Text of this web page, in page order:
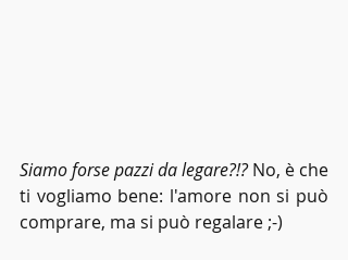
Siamo forse pazzi da legare?!? No, è che
ti vogliamo bene: l'amore non si può
comprare, ma si può regalare ;-)